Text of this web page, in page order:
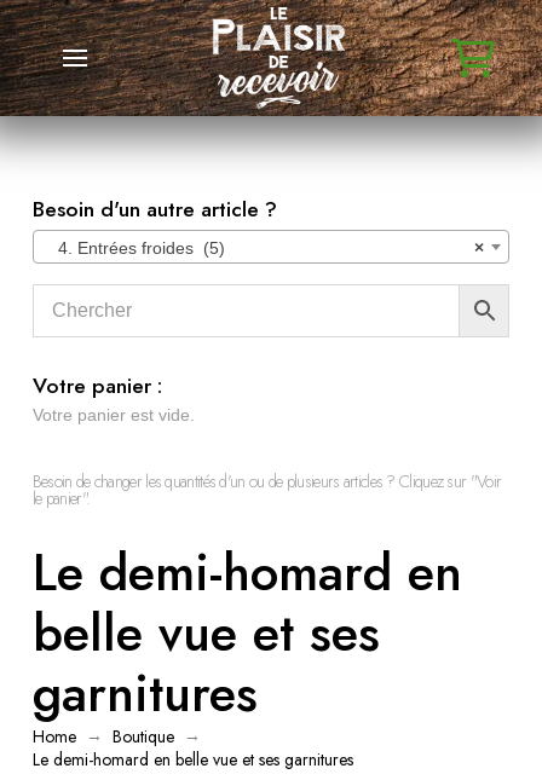
Besoin d'un autre article ?
×
4. Entrées froides (5)
Votre panier :
Votre panier est vide.
Besoin de changer les quantités d'un ou de plusieurs articles ? Cliquez sur "Voir
le panier".
Le demi-homard en
belle vue et ses
garnitures
Home → Boutique →
Le demi-homard en belle vue et ses garnitures